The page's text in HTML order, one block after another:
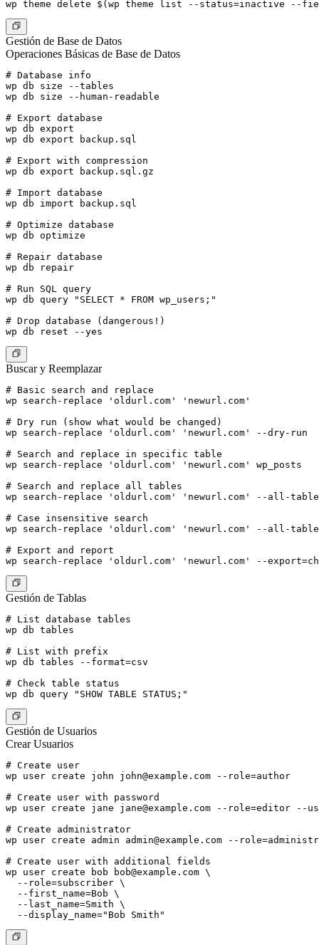
Gestión de Base de Datos
Operaciones Básicas de Base de Datos
# Database info
wp db size --tables
wp db size --human-readable
# Export database
wp db export
wp db export backup.sql
# Export with compression
wp db export backup.sql.gz
# Import database
wp db import backup.sql
# Optimize database
wp db optimize
# Repair database
wp db repair
# Run SQL query
wp db query "SELECT * FROM wp_users;"
# Drop database (dangerous!)
Buscar y Reemplazar
# Basic search and replace
wp search-replace 'oldurl.com' 'newurl.com'
# Dry run (show what would be changed)
wp search-replace 'oldurl.com' 'newurl.com' --dry-run
# Search and replace in specific table
wp search-replace 'oldurl.com' 'newurl.com' wp_posts
# Search and replace all tables
wp search-replace 'oldurl.com' 'newurl.com' --all-
# Case insensitive search
wp search-replace 'oldurl.com' 'newurl.com' --all-
# Export and report
Gestión de Tablas
# List database tables
wp db tables
# List with prefix
wp db tables --format=csv
# Check table status
Gestión de Usuarios
Crear Usuarios
# Create user
wp user create john john@example.com --role=author
# Create user with password
wp user create jane jane@example.com --role=editor --
# Create administrator
wp user create admin admin@example.com --
# Create user with additional fields
wp user create bob
bob@example.com \
  --role=subscriber \
  --first_name=Bob \
  --last_name=Smith \